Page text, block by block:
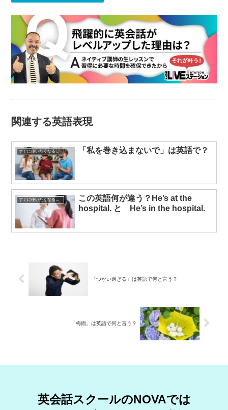
関連する英語表現
すぐに使いたくなる英語表現 「私を巻き込まないで」は英語で？
すぐに使いたくなる英語表現
この英語何が違う？He’s at the
hospital. と He’s in the hospital.
「つかい過ぎる」は英語で何と言う？
「梅雨」は英語で何と言う？
英会話スクールのNOVAでは